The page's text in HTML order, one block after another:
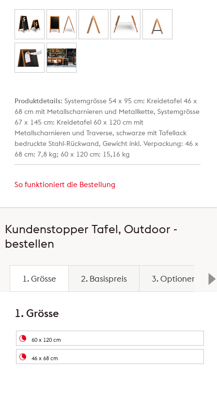
Produktdetails: Systemgrösse 54 x 95 cm: Kreidetafel 46 x
68 cm mit Metallscharnieren und Metallkette, Systemgrösse
67 x 145 cm: Kreidetafel 60 x 120 cm mit
Metallscharnieren und Traverse, schwarze mit Tafellack
bedruckte Stahl-Rückwand, Gewicht inkl. Verpackung: 46 x
68 cm: 7,8 kg; 60 x 120 cm: 15,16 kg
So funktioniert die Bestellung
Kundenstopper Tafel, Outdoor -
bestellen
1. Grösse 2. Basispreis 3. Optionen
1. Grösse
60 x 120 cm
46 x 68 cm